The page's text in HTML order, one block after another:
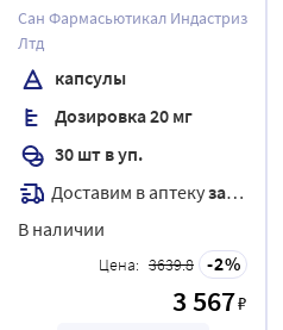
Сан Фармасьютикал Индастриз
Лтд
капсулы
Дозировка 20 мг
30 шт в уп.
Доставим в аптекузавтра
В наличии
Цена: 3639.8 2
3 567₽